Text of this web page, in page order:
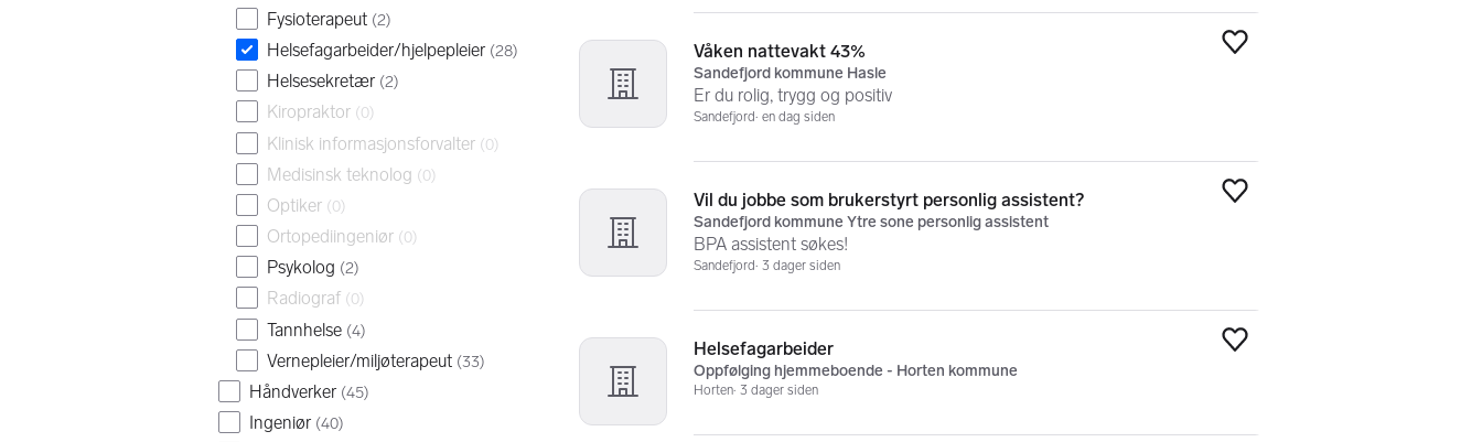
Fysioterapeut (2)
Helsefagarbeider/hjelpepleier (28)
Helsesekretær (2)
Kiropraktor (0)
Klinisk informasjonsforvalter (0)
Medisinsk teknolog (0)
Optiker (0)
Ortopediingeniør (0)
Psykolog (2)
Radiograf (0)
Tannhelse (4)
Vernepleier/miljøterapeut (33)
Håndverker (45)
Ingeniør (40)
Våken nattevakt 43%
Sandefjord kommune Hasle
Er du rolig, trygg og positiv
Sandefjord en dag siden
Vil du jobbe som brukerstyrt personlig assistent?
Sandefjord kommune Ytre sone personlig assistent
BPA assistent søkes!
Sandefjord 3 dager siden
Helsefagarbeider
Oppfølging hjemmeboende - Horten kommune
Horten 3 dager siden